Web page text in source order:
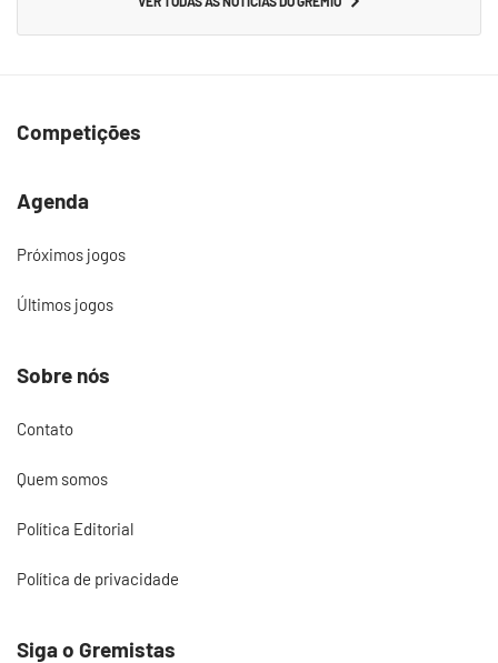
Competições
Agenda
Próximos jogos
Últimos jogos
Sobre nós
Contato
Quem somos
Política Editorial
Política de privacidade
Siga o Gremistas